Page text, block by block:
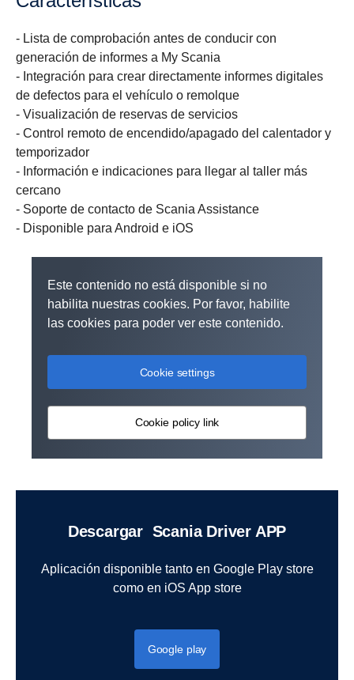
- Lista de comprobación antes de conducir con
generación de informes a My Scania
- Integración para crear directamente informes digitales
de defectos para el vehículo o remolque
- Visualización de reservas de servicios
- Control remoto de encendido/apagado del calentador y
temporizador
- Información e indicaciones para llegar al taller más
cercano
- Soporte de contacto de Scania Assistance
- Disponible para Android e iOS
Este contenido no está disponible si no
habilita nuestras cookies. Por favor, habilite
las cookies para poder ver este contenido.
Cookie settings
Cookie policy link
Descargar Scania Driver APP
Aplicación disponible tanto en Google Play store
como en iOS App store
Google play